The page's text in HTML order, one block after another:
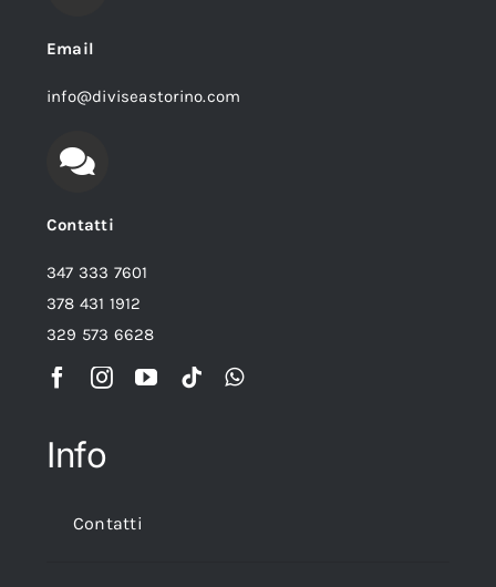
Email
info@diviseastorino.com
Contatti
347 333 7601
378 431 1912
329 573 6628
Info
Contatti